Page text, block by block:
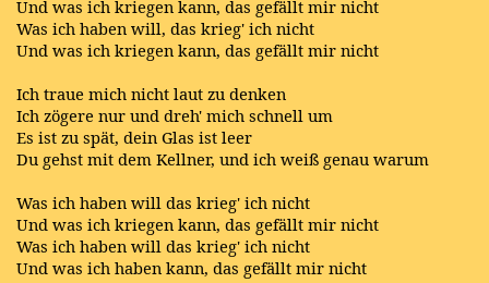
Und was ich kriegen kann, das gefällt mir nicht
Was ich haben will, das krieg' ich nicht
Und was ich kriegen kann, das gefällt mir nicht
Ich traue mich nicht laut zu denken
Ich zögere nur und dreh' mich schnell um
Es ist zu spät, dein Glas ist leer
Du gehst mit dem Kellner, und ich weiß genau warum
Was ich haben will das krieg' ich nicht
Und was ich kriegen kann, das gefällt mir nicht
Was ich haben will das krieg' ich nicht
Und was ich haben kann, das gefällt mir nicht